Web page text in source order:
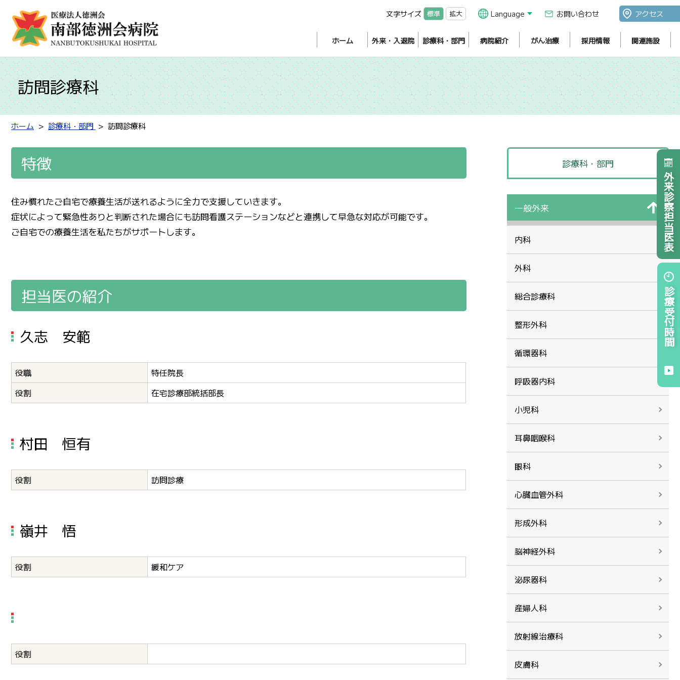
外来診察担当医表
診療受付時間
文字サイズ 標準 拡大 Language お問い合わせ アクセス
ホーム 外来・入退院 診療科・部門 病院紹介 がん治療 採用情報 関連施設
訪問診療科
ホーム 診療科・部門 訪問診療科
特徴
住み慣れたご自宅で療養生活が送れるように全力で支援していきます。
症状によって緊急性ありと判断された場合にも訪問看護ステーションなどと連携して早急な対応が可能です。
ご自宅での療養生活を私たちがサポートします。
担当医の紹介
久志 安範
役職
特任院長
役割
在宅診療部統括部長
村田 恒有
役割 訪問診療
嶺井 悟
役割 緩和ケア
役割
診療科・部門
一般外来
内科
外科
総合診療科
整形外科
循環器科
呼吸器内科
小児科
耳鼻咽喉科
眼科
心臓血管外科
形成外科
脳神経外科
泌尿器科
産婦人科
放射線治療科
皮膚科